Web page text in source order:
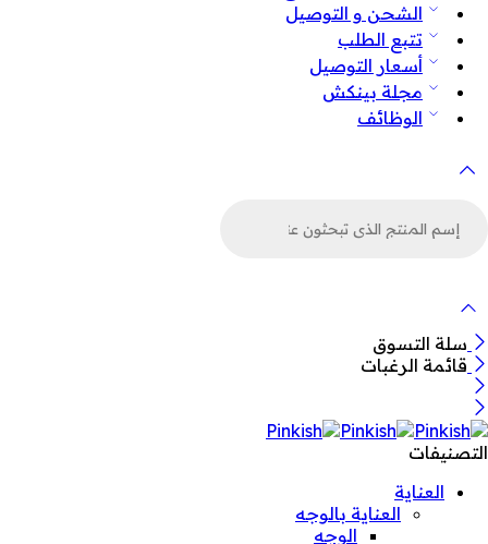
الشحن و التوصيل
تتبع الطلب
أسعار التوصيل
مجلة بينكش
الوظائف
سلة التسوق
قائمة الرغبات
التصنيفات
العناية
العناية بالوجه
الوجه